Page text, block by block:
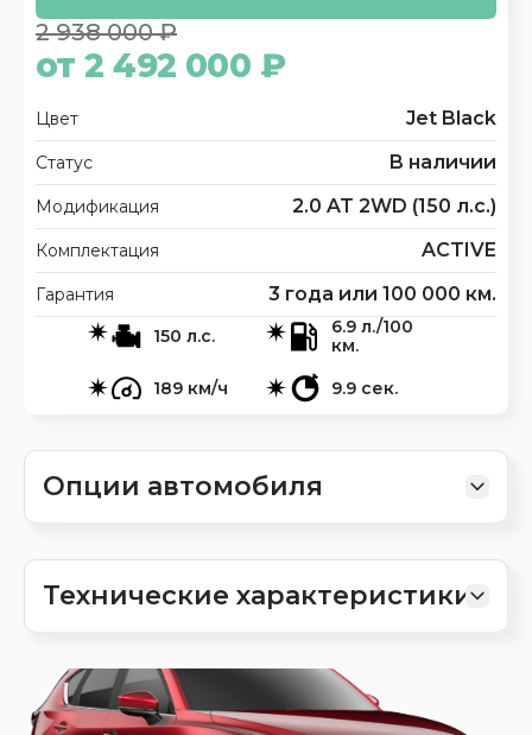
2 938 000 ₽
от 2 492 000 ₽
150 л.с.
6.9 л./100
км.
189 км/ч
9.9 сек.
Цвет Jet Black
Статус В наличии
Модификация 2.0 AT 2WD (150 л.с.)
Комплектация ACTIVE
Гарантия 3 года или 100 000 км.
Опции автомобиля
Технические характеристики